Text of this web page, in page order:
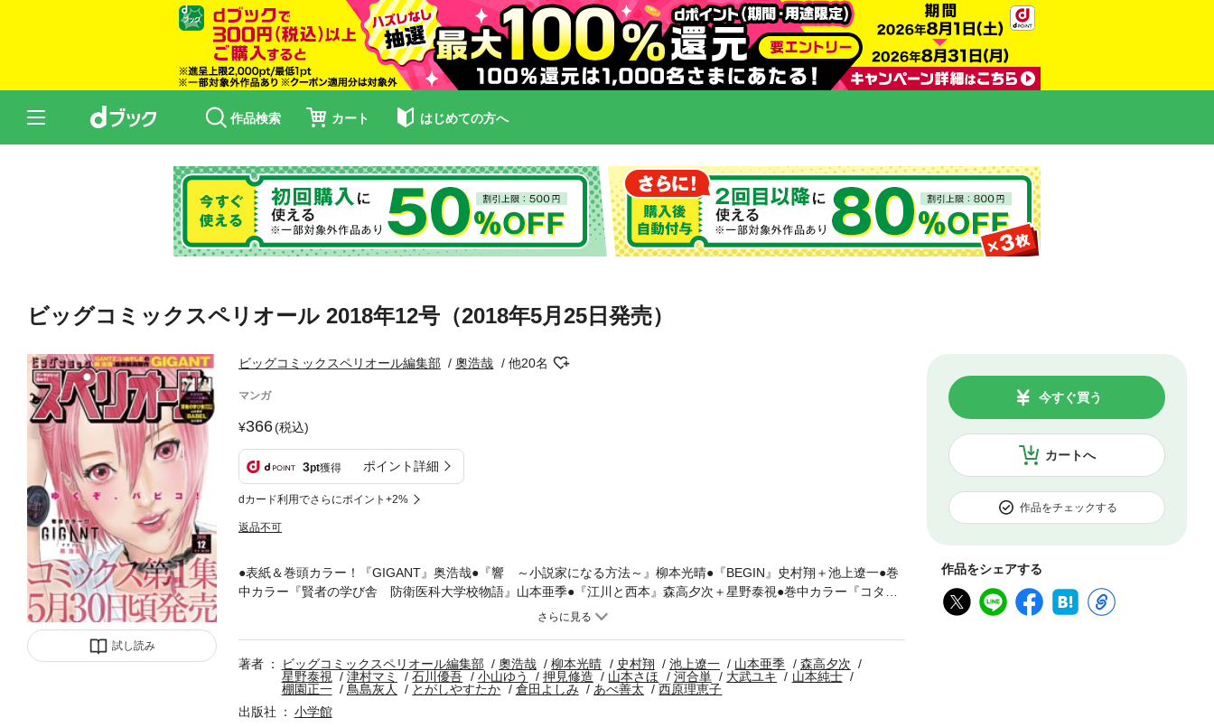
作品検索 カート はじめての方へ
ビッグコミックスペリオール 2018年12号（2018年5月25日発売）
試し読み
ビッグコミックスペリオール編集部 奧浩哉 他20名
マンガ
366(税込)
3pt獲得 ポイント詳細
dカード利用でさらにポイント+2%
返品不可
カートへ
今すぐ買う
作品をチェックする
作品をシェアする
●表紙＆巻頭カラー！『GIGANT』奥浩哉●『響 ～小説家になる方法～』柳本光晴●『BEGIN』史村翔＋池上遼一●巻
中カラー『賢者の学び舎 防衛医科大学校物語』山本亜季●『江川と西本』森高夕次＋星野泰視●巻中カラー『コタロ
ーは1人暮らし』津村マミ●『BABEL』石川優吾●『雄飛』小山ゆう●『血の轍』押見修造●『岡崎に捧ぐ』山本さほ●
『味いちもんめ 食べて・描く！ 漫画家食紀行』倉田よしみ＋あべ善太 ●『ダーリンは73歳』西原理恵子●『ひと
ガキ』内澤旬子 ※「ビッグコミックスペリオール」デジタル版には、紙版の付録、特典等は含まれません。
著者 ビッグコミックスペリオール編集部 奧浩哉 柳本光晴 史村翔 池上遼一 山本亜季
森高夕次
星野泰視
津村マミ 石川優吾 小山ゆう 押見修造 山本さほ 河合単 大武ユキ
山本純士
棚園正一
鳥島灰人 とがしやすたか 倉田よしみ あべ善太
西原理恵子
出版社
小学館